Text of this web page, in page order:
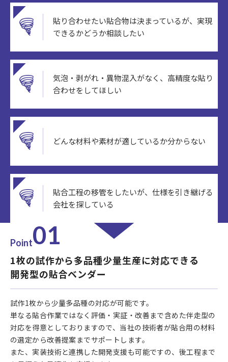
貼り合わせたい貼合物は決まっているが、実現
できるかどうか相談したい
気泡・剥がれ・異物混入がなく、高精度な貼り
合わせをしてほしい
どんな材料や素材が適しているか分からない
貼合工程の移管をしたいが、仕様を引き継げる
会社を探している
Point01
1枚の試作から多品種少量生産に対応できる
開発型の貼合ベンダー
試作1枚から少量多品種の対応が可能です。
単なる貼合作業ではなく評価・実証・改善まで含めた伴走型の
対応を得意としておりますので、当社の技術者が貼合用の材料
の選定から改善提案までサポートします。
また、実装技術と連携した開発支援も可能ですの、後工程まで